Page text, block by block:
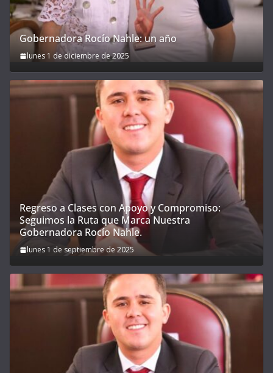
Gobernadora Rocío Nahle: un año
lunes 1 de diciembre de 2025
Regreso a Clases con Apoyo y Compromiso:
Seguimos la Ruta que Marca Nuestra
Gobernadora Rocío Nahle.
lunes 1 de septiembre de 2025